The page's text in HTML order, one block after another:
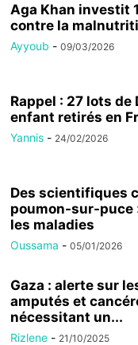
Aga Khan investit
contre la
Ayyoub - 09/03/2026
Rappel : 27 lots de
enfant retirés en
Yannis - 24/02/2026
Des scientifiques
poumon-sur-puce
les maladies
Oussama - 05/01/2026
Gaza : alerte sur
amputés et
nécessitant un...
Rizlene - 21/10/2025